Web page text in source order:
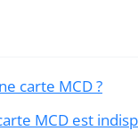
carte MCD ?
MCD est